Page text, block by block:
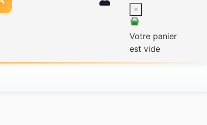
×
Votre panier
est vide